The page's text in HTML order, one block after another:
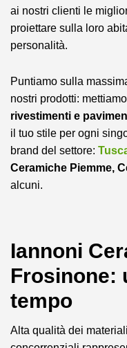
ai nostri clienti le
proiettare sulla loro
personalità.
Puntiamo sulla
nostri prodotti:
rivestimenti e
il tuo stile per ogni
brand del settore:
Ceramiche Piemme,
alcuni.
Iannoni
Frosinone:
tempo
Alta qualità dei